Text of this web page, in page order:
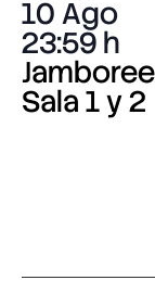
10 Ago
23:59
Jamboree
Sala 1 y 2